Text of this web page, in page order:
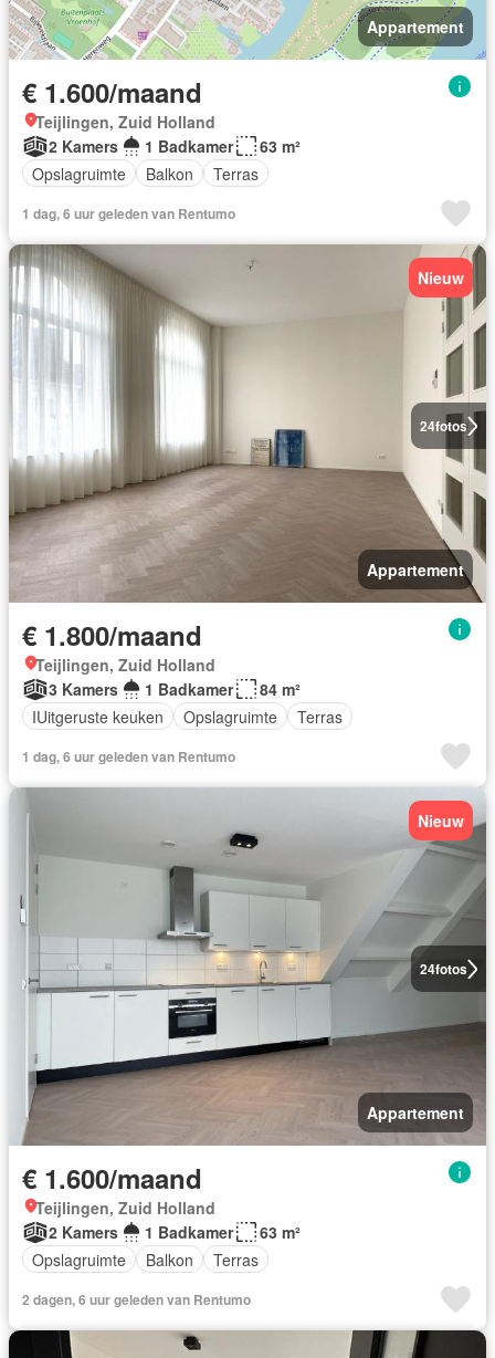
Appartement
€ 1.600/maand
Teijlingen, Zuid Holland
2 Kamers
1 Badkamer
63 m²
Opslagruimte
Balkon Terras
1 dag, 6 uur geleden van Rentumo
24fotos
Nieuw
Appartement
€ 1.800/maand
Teijlingen, Zuid Holland
3 Kamers
1 Badkamer
84 m²
IUitgeruste keuken
Opslagruimte Terras
1 dag, 6 uur geleden van Rentumo
24fotos
Nieuw
Appartement
€ 1.600/maand
Teijlingen, Zuid Holland
2 Kamers
1 Badkamer
63 m²
Opslagruimte
Balkon Terras
2 dagen, 6 uur geleden van Rentumo